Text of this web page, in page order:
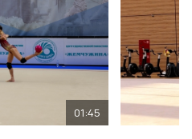
01:45